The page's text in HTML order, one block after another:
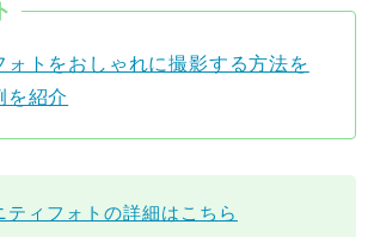
ォトをおしゃれに撮影する方法を
を紹介
ティフォトの詳細はこちら